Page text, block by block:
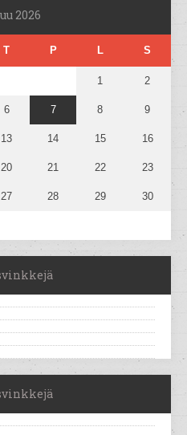
2026
T P L S
1 2
6 7 8 9
13 14 15 16
20 21 22 23
27 28 29 30